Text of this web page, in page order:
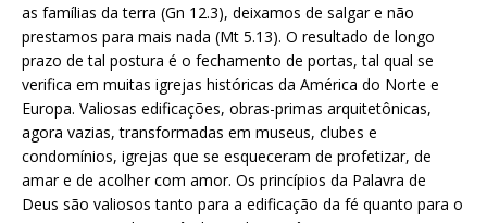
as famílias da terra (Gn 12.3), deixamos de salgar e não
prestamos para mais nada (Mt 5.13). O resultado de longo
prazo de tal postura é o fechamento de portas, tal qual se
verifica em muitas igrejas históricas da América do Norte e
Europa. Valiosas edificações, obras-primas arquitetônicas,
agora vazias, transformadas em museus, clubes e
condomínios, igrejas que se esqueceram de profetizar, de
amar e de acolher com amor. Os princípios da Palavra de
Deus são valiosos tanto para a edificação da fé quanto para o